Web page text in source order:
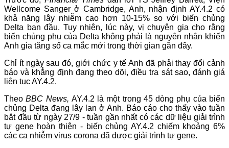
Wellcome Sanger ở Cambridge, Anh, nhận định AY.4.2 có
khả năng lây nhiễm cao hơn 10-15% so với biến chủng
Delta ban đầu. Tuy nhiên, lúc này, vị chuyên gia cho rằng
biến chủng phụ của Delta không phải là nguyên nhân khiến
Anh gia tăng số ca mắc mới trong thời gian gần đây.
Chỉ ít ngày sau đó, giới chức y tế Anh đã phải thay đổi cảnh
báo và khẳng định đang theo dõi, điều tra sát sao, đánh giá
liên tục AY.4.2.
TheoBBC News, AY.4.2 là một trong 45 dòng phụ của biến
chủng Delta đang lây lan ở Anh. Báo cáo cho thấy vào tuần
bắt đầu từ ngày 27/9 - tuần gần nhất có các dữ liệu giải trình
tự gene hoàn thiện - biến chủng AY.4.2 chiếm khoảng 6%
các ca nhiễm virus corona đã được giải trình tự gene.